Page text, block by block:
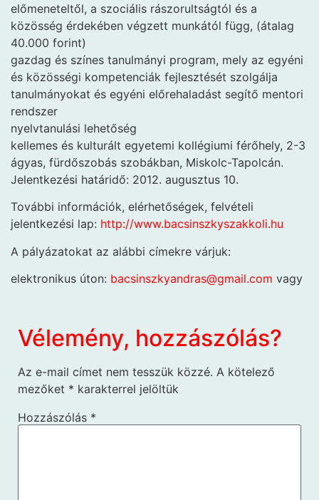
előmeneteltől, a szociális rászorultságtól és a
közösség érdekében végzett munkától függ, (átalag
40.000 forint)
gazdag és színes tanulmányi program, mely az egyéni
és közösségi kompetenciák fejlesztését szolgálja
tanulmányokat és egyéni előrehaladást segítő mentori
rendszer
nyelvtanulási lehetőség
kellemes és kulturált egyetemi kollégiumi férőhely, 2-3
ágyas, fürdőszobás szobákban, Miskolc-Tapolcán.
Jelentkezési határidő: 2012. augusztus 10.
További információk, elérhetőségek, felvételi
jelentkezési lap: http://www.bacsinszkyszakkoli.hu
A pályázatokat az alábbi címekre várjuk:
elektronikus úton: bacsinszkyandras@gmail.com vagy
Vélemény, hozzászólás?
Az e-mail címet nem tesszük közzé. A kötelező
mezőket * karakterrel jelöltük
Hozzászólás *